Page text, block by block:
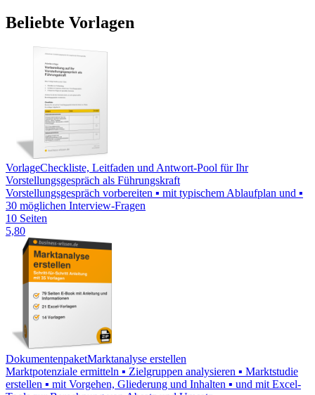
Beliebte Vorlagen
VorlageCheckliste, Leitfaden und Antwort-Pool für Ihr
Vorstellungsgespräch als Führungskraft
Vorstellungsgespräch vorbereiten ▪ mit typischem Ablaufplan und ▪
30 möglichen Interview-Fragen
10 Seiten
5,80
DokumentenpaketMarktanalyse erstellen
Marktpotenziale ermitteln ▪ Zielgruppen analysieren ▪ Marktstudie
erstellen ▪ mit Vorgehen, Gliederung und Inhalten ▪ und mit Excel-